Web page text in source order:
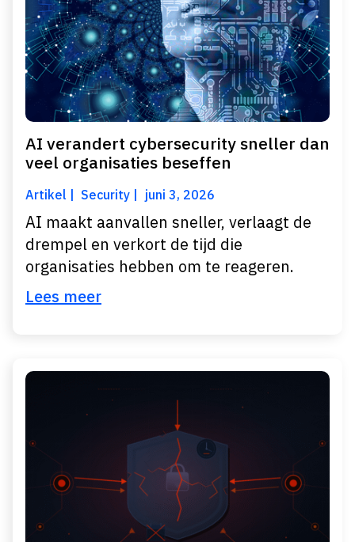
AI verandert cybersecurity sneller dan
veel organisaties beseffen
Artikel Security juni 3, 2026
AI maakt aanvallen sneller, verlaagt de
drempel en verkort de tijd die
organisaties hebben om te reageren.
Lees meer